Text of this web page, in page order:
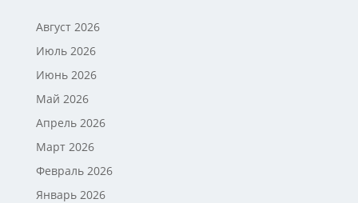
Август 2026
Июль 2026
Июнь 2026
Май 2026
Апрель 2026
Март 2026
Февраль 2026
Январь 2026